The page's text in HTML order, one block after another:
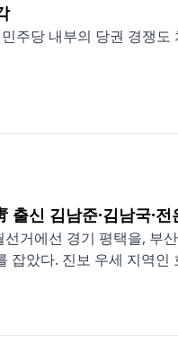
주당 내부의 당권 경쟁
신 김남준·김남국·전
거에선 경기 평택을, 부
잡았다. 진보 우세 지역인